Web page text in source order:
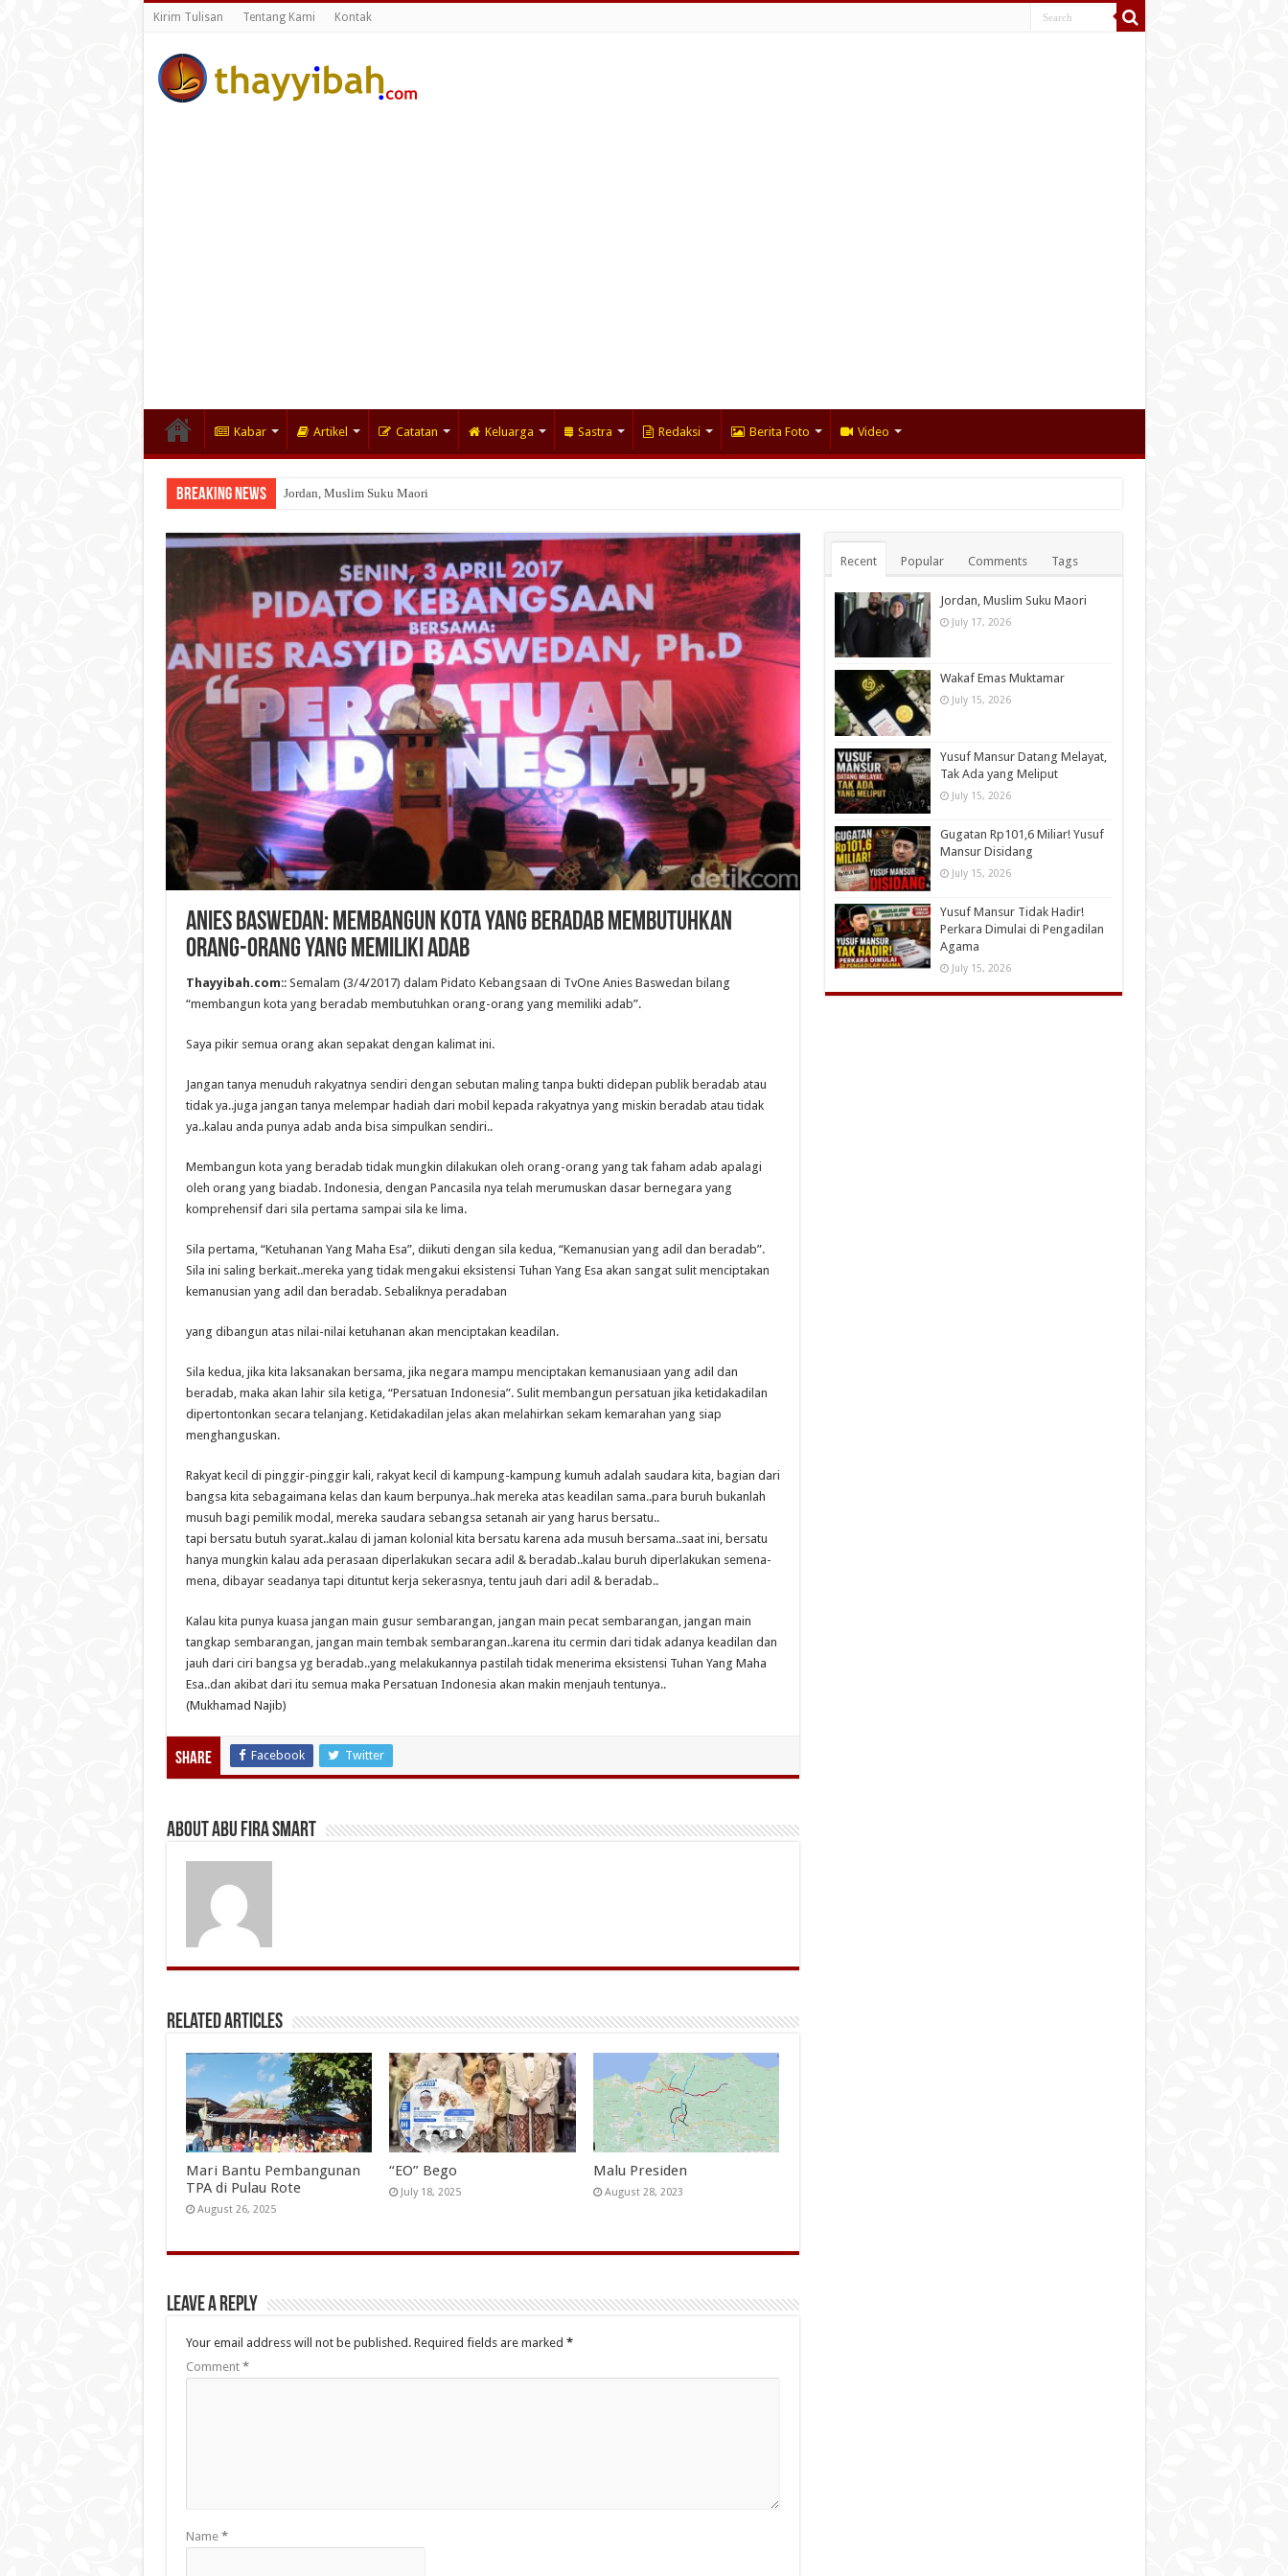
Kirim Tulisan Tentang Kami Kontak
Kabar Artikel Catatan Keluarga Sastra Redaksi Berita Foto Video
Breaking News Jordan, Muslim Suku Maori
Anies Baswedan: Membangun Kota yang Beradab Membutuhkan
Orang-orang yang Memiliki Adab
Thayyibah.com:: Semalam (3/4/2017) dalam Pidato Kebangsaan di TvOne Anies Baswedan bilang
“membangun kota yang beradab membutuhkan orang-orang yang memiliki adab”.
Saya pikir semua orang akan sepakat dengan kalimat ini.
Jangan tanya menuduh rakyatnya sendiri dengan sebutan maling tanpa bukti didepan publik beradab atau
tidak ya..juga jangan tanya melempar hadiah dari mobil kepada rakyatnya yang miskin beradab atau tidak
ya..kalau anda punya adab anda bisa simpulkan sendiri..
Membangun kota yang beradab tidak mungkin dilakukan oleh orang-orang yang tak faham adab apalagi
oleh orang yang biadab. Indonesia, dengan Pancasila nya telah merumuskan dasar bernegara yang
komprehensif dari sila pertama sampai sila ke lima.
Sila pertama, “Ketuhanan Yang Maha Esa”, diikuti dengan sila kedua, “Kemanusian yang adil dan beradab”.
Sila ini saling berkait..mereka yang tidak mengakui eksistensi Tuhan Yang Esa akan sangat sulit menciptakan
kemanusian yang adil dan beradab. Sebaliknya peradaban
yang dibangun atas nilai-nilai ketuhanan akan menciptakan keadilan.
Sila kedua, jika kita laksanakan bersama, jika negara mampu menciptakan kemanusiaan yang adil dan
beradab, maka akan lahir sila ketiga, “Persatuan Indonesia”. Sulit membangun persatuan jika ketidakadilan
dipertontonkan secara telanjang. Ketidakadilan jelas akan melahirkan sekam kemarahan yang siap
menghanguskan.
Rakyat kecil di pinggir-pinggir kali, rakyat kecil di kampung-kampung kumuh adalah saudara kita, bagian dari
bangsa kita sebagaimana kelas dan kaum berpunya..hak mereka atas keadilan sama..para buruh bukanlah
musuh bagi pemilik modal, mereka saudara sebangsa setanah air yang harus bersatu..
tapi bersatu butuh syarat..kalau di jaman kolonial kita bersatu karena ada musuh bersama..saat ini, bersatu
hanya mungkin kalau ada perasaan diperlakukan secara adil & beradab..kalau buruh diperlakukan semena-
mena, dibayar seadanya tapi dituntut kerja sekerasnya, tentu jauh dari adil & beradab..
Kalau kita punya kuasa jangan main gusur sembarangan, jangan main pecat sembarangan, jangan main
tangkap sembarangan, jangan main tembak sembarangan..karena itu cermin dari tidak adanya keadilan dan
jauh dari ciri bangsa yg beradab..yang melakukannya pastilah tidak menerima eksistensi Tuhan Yang Maha
Esa..dan akibat dari itu semua maka Persatuan Indonesia akan makin menjauh tentunya..
(Mukhamad Najib)
Share Facebook Twitter
About Abu Fira Smart
Related Articles
Mari Bantu Pembangunan
TPA di Pulau Rote
August 26, 2025
“EO” Bego
July 18, 2025
Malu Presiden
August 28, 2023
Leave a Reply
Your email address will not be published. Required fields are marked *
Comment *
Name *
Recent Popular Comments Tags
Jordan, Muslim Suku Maori
July 17, 2026
Wakaf Emas Muktamar
July 15, 2026
Yusuf Mansur Datang Melayat,
Tak Ada yang Meliput
July 15, 2026
Gugatan Rp101,6 Miliar! Yusuf
Mansur Disidang
July 15, 2026
Yusuf Mansur Tidak Hadir!
Perkara Dimulai di Pengadilan
Agama
July 15, 2026